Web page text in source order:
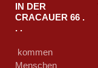
IN DER
CRACAUER 66 .
. .
kommen
Menschen